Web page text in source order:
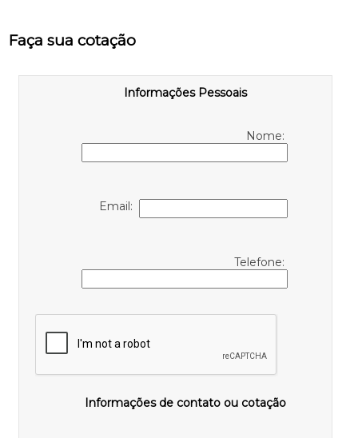
Faça sua cotação
Informações Pessoais
Nome:
Email:
Telefone:
Informações de contato ou cotação